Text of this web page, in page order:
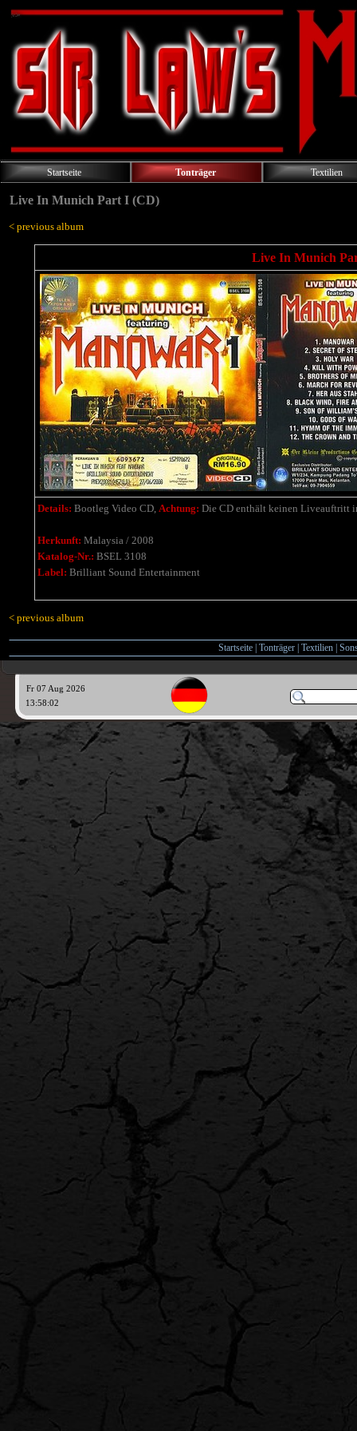
Startseite Tonträger Textilien
Live In Munich Part I (CD)
< previous album
Live In Munich
Details: Bootleg Video CD, Achtung: Die CD enthält keinen Liveauftritt
Herkunft: Malaysia / 2008
Katalog-Nr.: BSEL 3108
Label: Brilliant Sound Entertainment
< previous album
Startseite Tonträger Textilien
Fr 07 Aug 2026
13:58:03